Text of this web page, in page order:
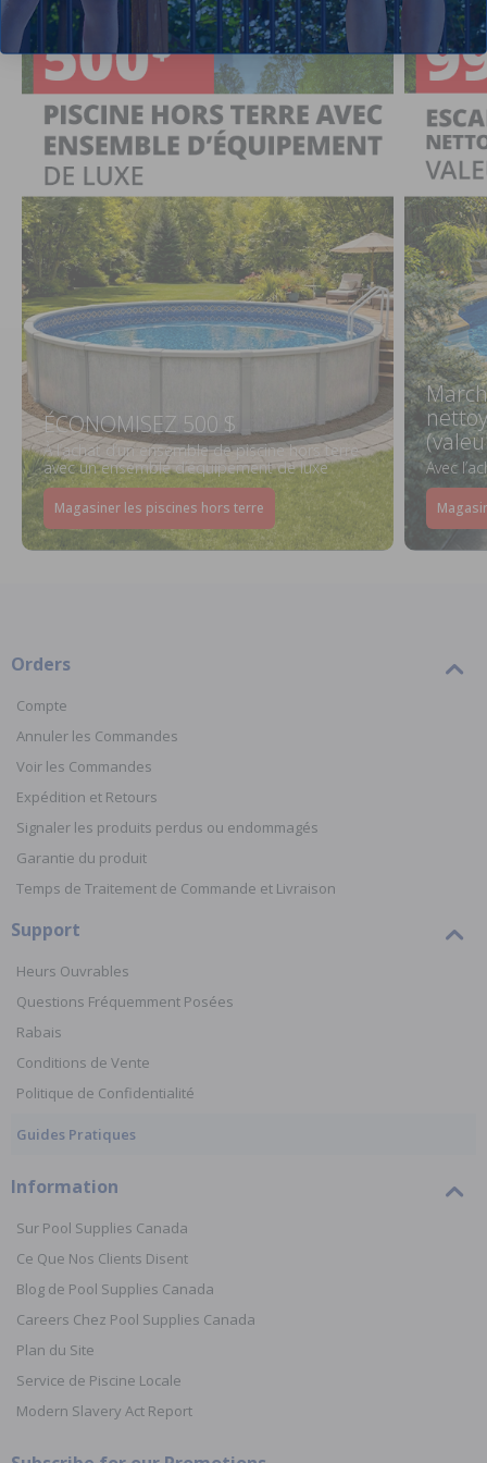
ÉCONOMISEZ 500 $
À l’achat d’un ensemble de piscine hors terre
avec un ensemble d’équipement de luxe
Magasiner les piscines hors terre
Avec
Orders
Compte
Annuler les Commandes
Voir les Commandes
Expédition et Retours
Signaler les produits perdus ou endommagés
Garantie du produit
Temps de Traitement de Commande et Livraison
Support
Heurs Ouvrables
Questions Fréquemment Posées
Rabais
Conditions de Vente
Politique de Confidentialité
Guides Pratiques
Information
Sur Pool Supplies Canada
Ce Que Nos Clients Disent
Blog de Pool Supplies Canada
Careers Chez Pool Supplies Canada
Plan du Site
Service de Piscine Locale
Modern Slavery Act Report